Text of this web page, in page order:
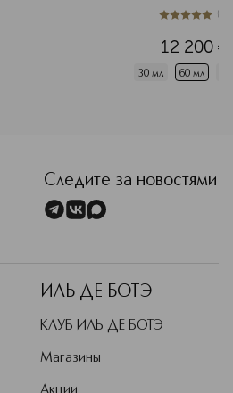
5из 51 (
12 200 ¤
30 мл 60 мл
Следите за новостями
ИЛЬ ДЕ БОТЭ
КЛУБ ИЛЬ ДЕ БОТЭ
Магазины